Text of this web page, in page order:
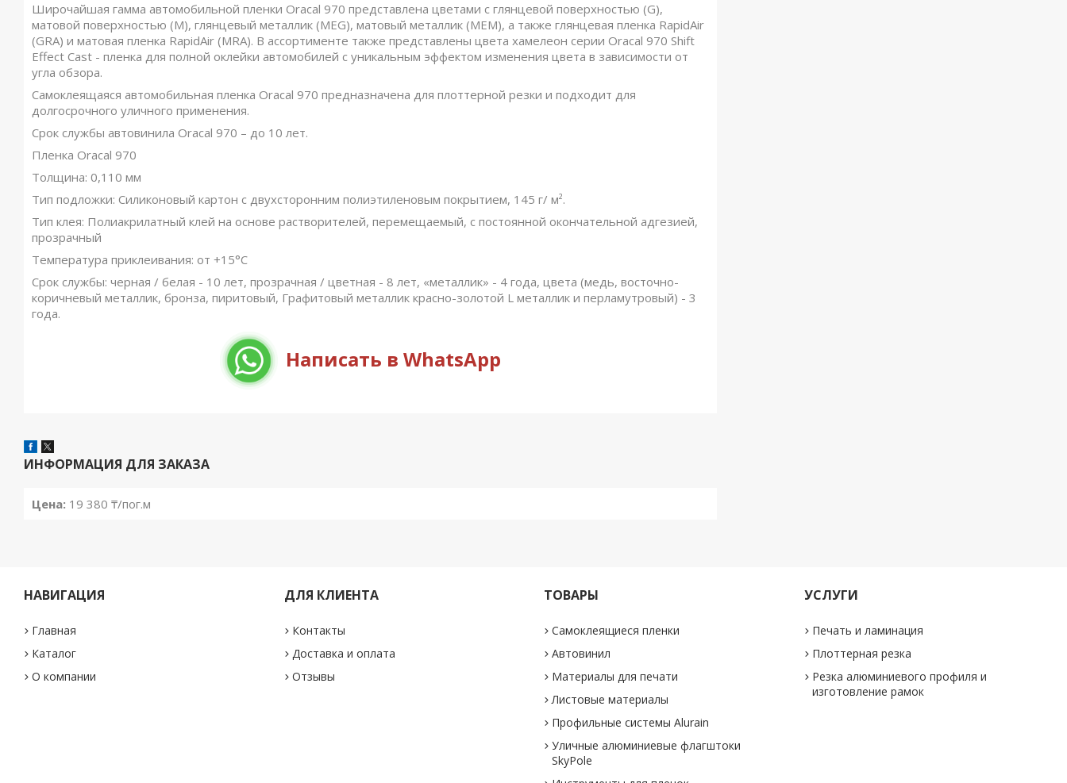
Широчайшая гамма автомобильной пленки Oracal 970 представлена цветами с глянцевой поверхностью (G),
матовой поверхностью (M), глянцевый металлик (MEG), матовый металлик (MEM), а также глянцевая пленка RapidAir
(GRA) и матовая пленка RapidAir (MRA). В ассортименте также представлены цвета хамелеон серии Oracal 970 Shift
Effect Cast - пленка для полной оклейки автомобилей с уникальным эффектом изменения цвета в зависимости от
угла обзора.
Самоклеящаяся автомобильная пленка Oracal 970 предназначена для плоттерной резки и подходит для
долгосрочного уличного применения.
Срок службы автовинила Oracal 970 – до 10 лет.
Пленка Oracal 970
Толщина: 0,110 мм
Тип подложки: Силиконовый картон с двухсторонним полиэтиленовым покрытием, 145 г/ м².
Тип клея: Полиакрилатный клей на основе растворителей, перемещаемый, с постоянной окончательной адгезией,
прозрачный
Температура приклеивания: от +15°C
Срок службы: черная / белая - 10 лет, прозрачная / цветная - 8 лет, «металлик» - 4 года, цвета (медь, восточно-
коричневый металлик, бронза, пиритовый, Графитовый металлик красно-золотoй L металлик и перламутровый) - 3
года.
Написать в WhatsApp
ИНФОРМАЦИЯ ДЛЯ ЗАКАЗА
Цена: 19 380 ₸/пог.м
НАВИГАЦИЯ
Главная
Каталог
О компании
ДЛЯ КЛИЕНТА
Контакты
Доставка и оплата
Отзывы
ТОВАРЫ
Самоклеящиеся пленки
Автовинил
Материалы для печати
Листовые материалы
Профильные системы Alurain
Уличные алюминиевые флагштоки
SkyPole
УСЛУГИ
Печать и ламинация
Плоттерная резка
Резка алюминиевого профиля и
изготовление рамок